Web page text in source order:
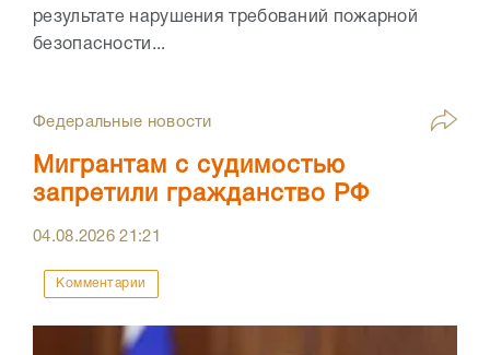
результате нарушения требований пожарной
безопасности...
Федеральные новости
Мигрантам с судимостью
запретили гражданство РФ
04.08.202621:21
Комментарии